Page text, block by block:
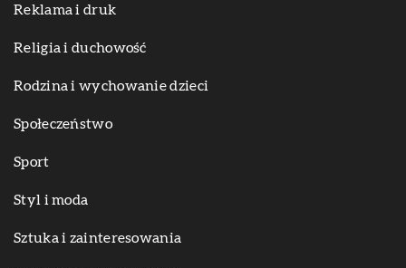
Reklama i druk
Religia i duchowość
Rodzina i wychowanie dzieci
Społeczeństwo
Sport
Styl i moda
Sztuka i zainteresowania